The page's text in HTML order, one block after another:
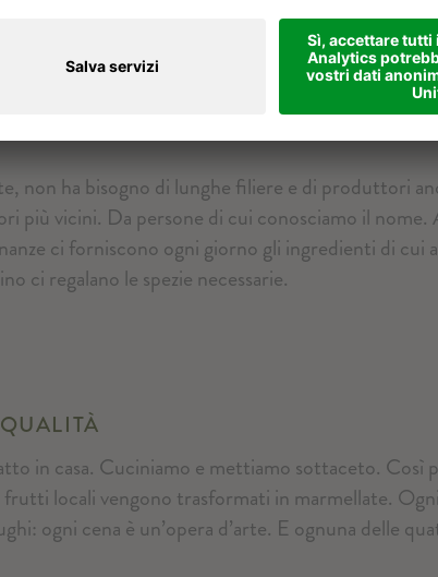
non ha bisogno di lunghe filiere e di produttori
più vicini. Da persone di cui conosciamo il
ci forniscono ogni giorno gli ingredienti di cui
ci regalano le spezie necessarie.
in casa. Cuciniamo e mettiamo sottaceto. Così
frutti locali vengono trasformati in marmellate.
ogni cena è un’opera d’arte. E ognuna delle